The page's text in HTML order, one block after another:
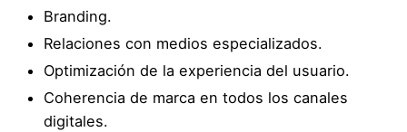
Branding.
Relaciones con medios especializados.
Optimización de la experiencia del usuario.
Coherencia de marca en todos los canales
digitales.